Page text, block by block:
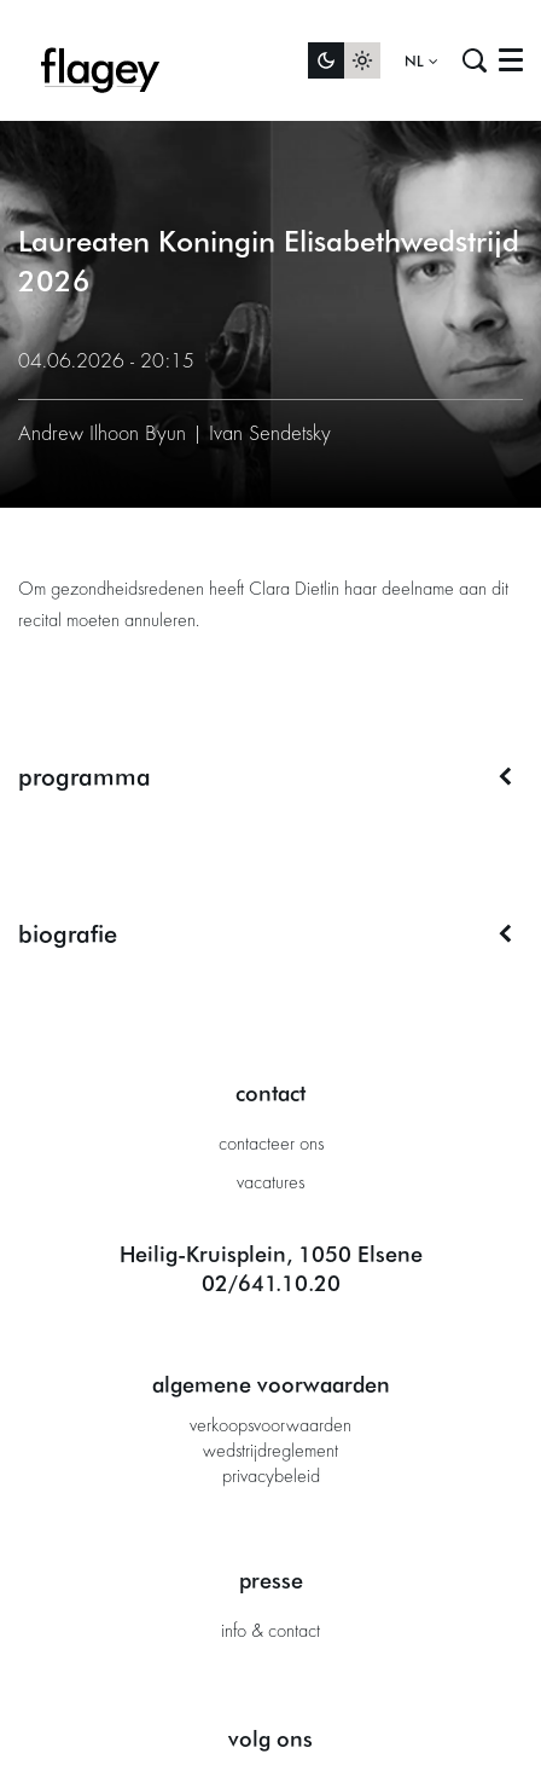
NL Menu
Laureaten Koningin Elisabethwedstrijd
2026
04.06.2026 - 20:15
Andrew Ilhoon Byun | Ivan Sendetsky
Om gezondheidsredenen heeft Clara Dietlin haar deelname aan dit
recital moeten annuleren.
programma
biografie
contact
contacteer ons
vacatures
Heilig-Kruisplein, 1050 Elsene
02/641.10.20
algemene voorwaarden
verkoopsvoorwaarden
wedstrijdreglement
privacybeleid
presse
info & contact
volg ons